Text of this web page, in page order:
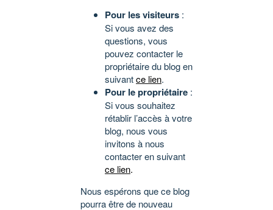
Pour les visiteurs :
Si vous avez des
questions, vous
pouvez contacter le
propriétaire du blog en
suivantce lien.
Pour le propriétaire :
Si vous souhaitez
rétablir l’accès à votre
blog, nous vous
invitons à nous
contacter en suivant
ce lien.
Nous espérons que ce blog
pourra être de nouveau